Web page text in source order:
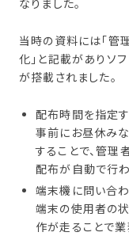
なりました。
当時の資料には「管
化」と記載がありソ
が搭載されました。
配布時間を指定
事前にお昼休み
することで、管理
配布が自動で行わ
端末機に問い合
端末の使用者の
作が走ることで